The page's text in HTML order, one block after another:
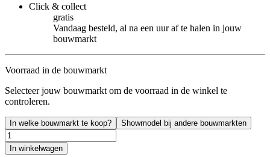
Click & collect
gratis
Vandaag besteld, al na een uur af te halen in jouw
bouwmarkt
Voorraad in de bouwmarkt
Selecteer jouw bouwmarkt om de voorraad in de winkel te
controleren.
In welke bouwmarkt te koop? Showmodel bij andere bouwmarkten
In winkelwagen